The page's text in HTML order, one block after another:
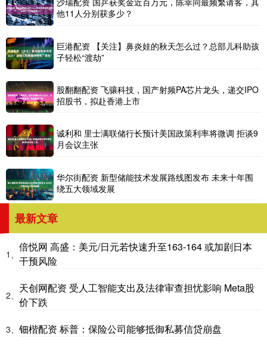
他11人分别获多少？
巨港配资 【关注】鼻炎娃的秋天怎么过？总部儿科助孩
子轻松“渡劫”
股翻翻配资 飞骧科技，国产射频PA芯片龙头，递交IPO
招股书，拟赴香港上市
诚利和 里士满联储行长预计美国政策利率将微调 拒谈9
月会议主张
华尔街配资 新型储能技术发展路线图发布 未来十年围
绕五大领域发展
最新文章
1、
倍悦网 高盛：美元/日元若快速升至163-164 或加剧日本
干预风险
2、
天创网配资 受人工智能支出及法律审查担忧影响 Meta股
价下跌
3、 钿楷配资 标普：保险公司能够抵御私募信贷崩盘